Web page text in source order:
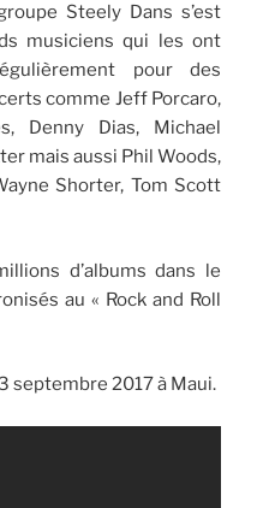
Steely Dans s’est
musiciens qui les ont
pour des
comme Jeff Porcaro,
Denny Dias, Michael
mais aussi Phil Woods,
Shorter, Tom Scott
d’albums dans le
au « Rock and Roll
septembre 2017 à Maui.